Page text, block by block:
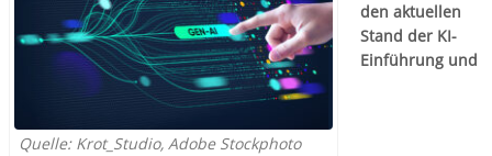
Quelle: Krot_Studio, Adobe Stockphoto
den aktuellen
Stand der KI-
Einführung und